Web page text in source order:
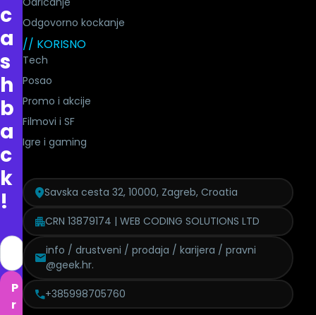
c
a
s
h
b
a
c
k
!
P
r
Odgovorno kockanje
// KORISNO
Tech
Posao
Promo i akcije
Filmovi i SF
Igre i gaming
Savska cesta 32, 10000, Zagreb, Croatia
CRN 13879174 | WEB CODING SOLUTIONS LTD
info / drustveni / prodaja / karijera / pravni
@geek.hr.
+385998705760